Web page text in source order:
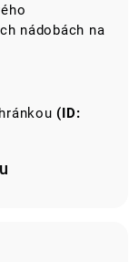
nádobách na
(ID: